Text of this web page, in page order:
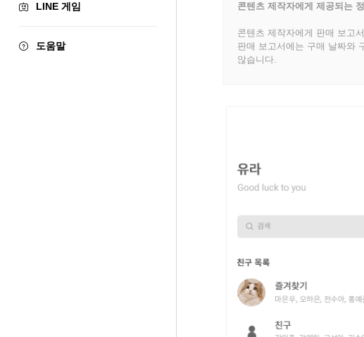
LINE 게임
도움말
콘텐츠 제작자에게 제공되는
콘텐츠 제작자에게 판매 보고
판매 보고서에는 구매 날짜와
않습니다.